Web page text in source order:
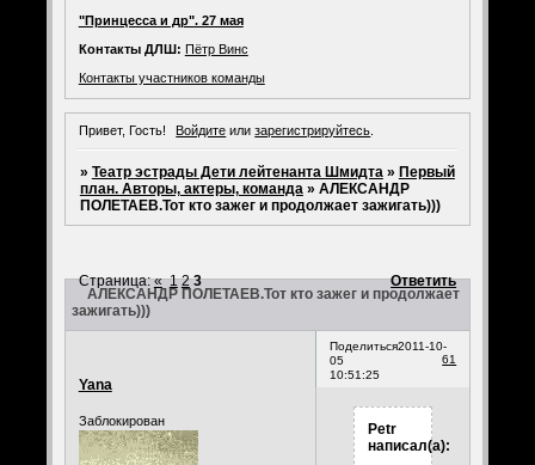
"Принцесса и др". 27 мая
Контакты ДЛШ: Пётр Винс
Контакты участников команды
Привет, Гость! Войдите илизарегистрируйтесь.
» Театр эстрады Дети лейтенанта Шмидта » Первый
план. Авторы, актеры, команда » АЛЕКСАНДР
ПОЛЕТАЕВ.Тот кто зажег и продолжает зажигать)))
АЛЕКСАНДР ПОЛЕТАЕВ.Тот кто зажег и продолжает
зажигать)))
Страница:« 1 2 3 Ответить
Поделиться
61
2011-10-
05
10:51:25
Yana
Заблокирован
Petr
написал(а):